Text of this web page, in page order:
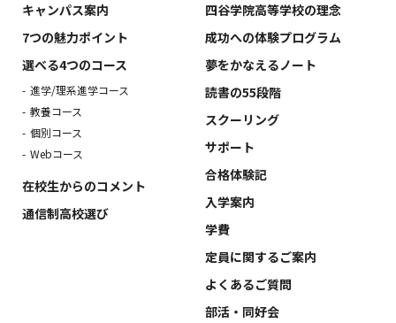
キャンパス案内
7つの魅力ポイント
選べる4つのコース
進学/理系進学コース
教養コース
個別コース
Webコース
在校生からのコメント
通信制高校選び
四谷学院高等学校の理念
成功への体験プログラム
夢をかなえるノート
読書の55段階
スクーリング
サポート
合格体験記
入学案内
学費
定員に関するご案内
よくあるご質問
部活・同好会